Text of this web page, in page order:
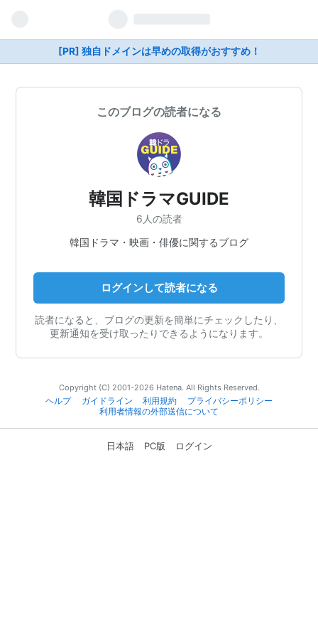
[PR] 独自ドメインは早めの取得がおすすめ！
このブログの読者になる
韓国ドラマGUIDE
6人の読者
韓国ドラマ・映画・俳優に関するブログ
ログインして読者になる
読者になると、ブログの更新を簡単にチェックしたり、
更新通知を受け取ったりできるようになります。
Copyright (C) 2001-2026 Hatena. All Rights Reserved.
ヘルプ
ガイドライン 利用規約
プライバシーポリシー
利用者情報の外部送信について
日本語 PC版 ログイン